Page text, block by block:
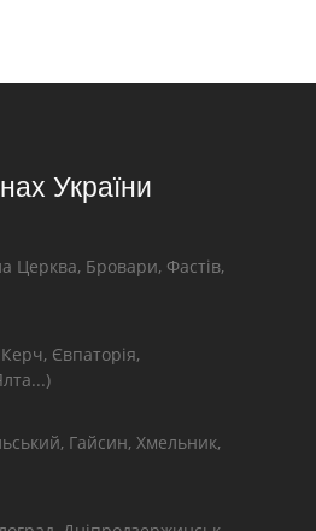
України
Церква, Бровари, Фастів,
Євпаторія,
Гайсин, Хмельник,